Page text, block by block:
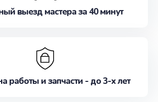
выезд мастера за 40 минут
работы и запчасти - до 3-х лет